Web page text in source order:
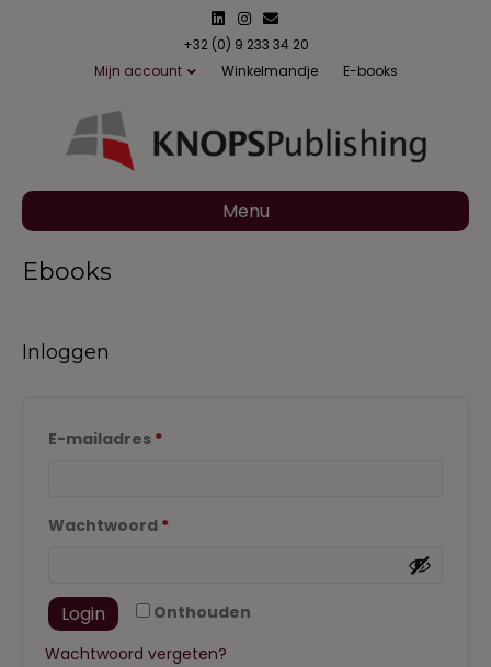
n
n
s
a
m
m
a
l
+32 (0) 9 233 34 20
Mijn account
Winkelmandje E-books
Menu
Ebooks
Inloggen
E-mailadres *Vereist
Wachtwoord *Vereist
Onthouden
Login
Wachtwoord vergeten?